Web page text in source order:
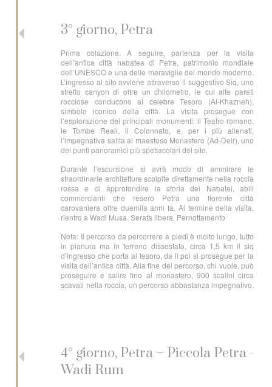
3° giorno, Petra
Prima colazione. A seguire, partenza per la visita
dell’antica città nabatea di Petra, patrimonio mondiale
dell’UNESCO e una delle meraviglie del mondo moderno.
L’ingresso al sito avviene attraverso il suggestivo Siq, uno
stretto canyon di oltre un chilometro, le cui alte pareti
rocciose conducono al celebre Tesoro (Al-Khazneh),
simbolo iconico della città. La visita prosegue con
l’esplorazione dei principali monumenti: il Teatro romano,
le Tombe Reali, il Colonnato, e, per i più allenati,
l’impegnativa salita al maestoso Monastero (Ad-Deir), uno
dei punti panoramici più spettacolari del sito.
Durante l’escursione si avrà modo di ammirare le
straordinarie architetture scolpite direttamente nella roccia
rossa e di approfondire la storia dei Nabatei, abili
commercianti che resero Petra una fiorente città
carovaniera oltre duemila anni fa. Al termine della visita,
rientro a Wadi Musa. Serata libera. Pernottamento
Nota: Il percorso da percorrere a piedi è molto lungo, tutto
in pianura ma in terreno dissestato, circa 1,5 km il siq
d’ingresso che porta al tesoro, da lì poi si prosegue per la
visita dell’antica città. Alla fine del percorso, chi vuole, può
proseguire e salire fino al monastero, 900 scalini circa
scavati nella roccia, un percorso abbastanza impegnativo.
4° giorno, Petra – Piccola Petra -
Wadi Rum